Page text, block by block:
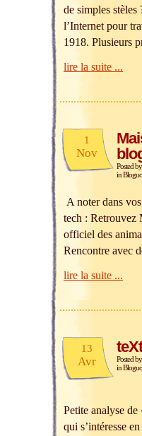
de simples
l’Internet pour
1918. Plusieurs
lire la suite ...
1
Nov
Posted by
in
A noter dans
tech :
officiel des
Rencontre avec
lire la suite ...
13
Avr Posted by
in
Petite analyse
qui s’intéresse